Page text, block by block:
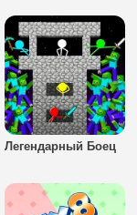
Легендарный Боец